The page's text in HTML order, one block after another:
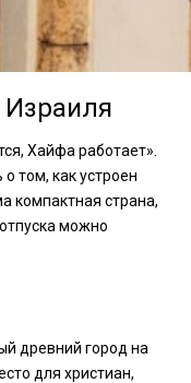
Хайфа работает».
том, как устроен
компактная страна,
можно
древний город на
для христиан,